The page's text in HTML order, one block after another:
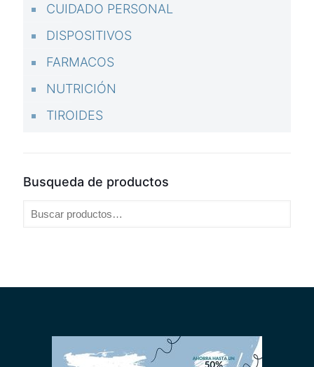
CUIDADO PERSONAL
DISPOSITIVOS
FARMACOS
NUTRICIÓN
TIROIDES
Busqueda de productos